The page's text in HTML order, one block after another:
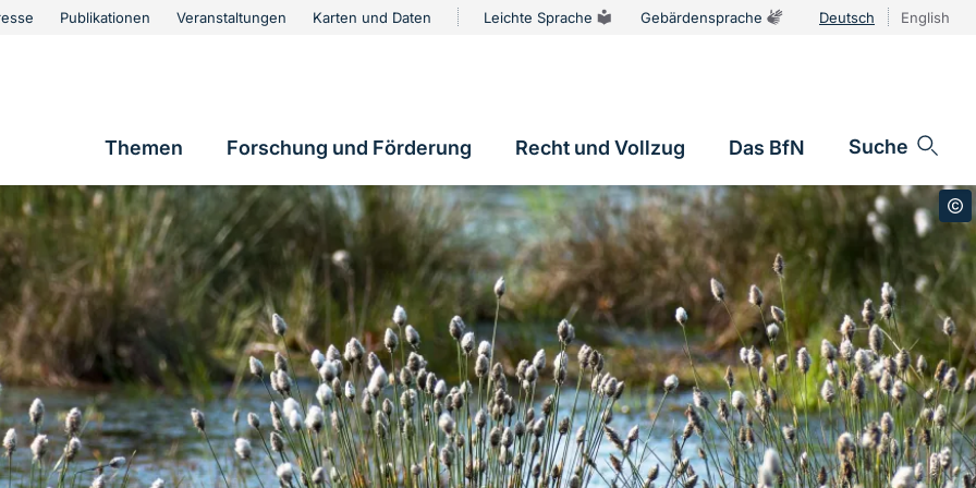
Publikationen Veranstaltungen Karten und Daten Leichte Sprache Gebärdensprache Deutsch English
Hauptnavigation
Themen Forschung und Förderung Recht und Vollzug Das BfN Suche